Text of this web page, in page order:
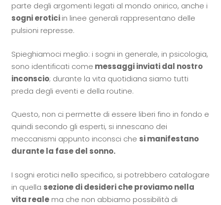
parte degli argomenti legati al mondo onirico, anche i
sogni eroticiin linee generali rappresentano delle
pulsioni represse.
Spieghiamoci meglio: i sogni in generale, in psicologia,
sono identificati come messaggi inviati dal nostro
inconscio; durante la vita quotidiana siamo tutti
preda degli eventi e della routine.
Questo, non ci permette di essere liberi fino in fondo e
quindi secondo gli esperti, si innescano dei
meccanismi appunto inconsci che si manifestano
durante la fase del sonno.
I sogni erotici nello specifico, si potrebbero catalogare
in quella sezione di desideri che proviamo nella
vita realema che non abbiamo possibilità di